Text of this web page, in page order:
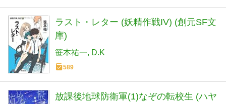
ラスト・レター (妖精作戦IV) (創元SF文
庫)
笹本祐一 D.K
589
放課後地球防衛軍(1)なぞの転校生 (ハヤ